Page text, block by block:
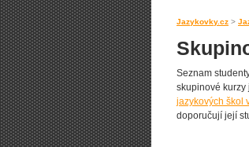
Jazykovky.cz >
Seznam
skupinové kurzy
jazykových škol
doporučují její